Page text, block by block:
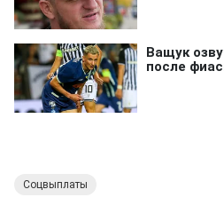
Соцвыплаты